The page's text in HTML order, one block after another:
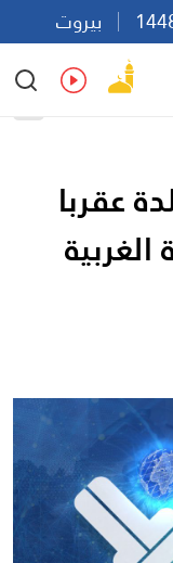
بيروت
Ar
عقربا